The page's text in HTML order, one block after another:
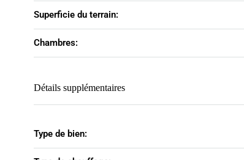
Superficie du terrain:
Chambres:
Détails supplémentaires
Type de bien: